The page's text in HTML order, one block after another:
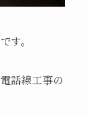
す。
話線工事の